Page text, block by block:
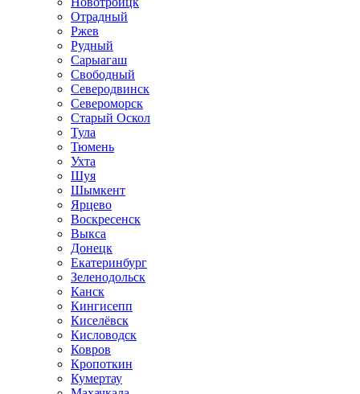
Отрадный
Ржев
Рудный
Сарыагаш
Свободный
Северодвинск
Североморск
Старый Оскол
Тула
Тюмень
Ухта
Шуя
Шымкент
Ярцево
Воскресенск
Выкса
Донецк
Екатеринбург
Зеленодольск
Канск
Кингисепп
Киселёвск
Кисловодск
Ковров
Кропоткин
Кумертау